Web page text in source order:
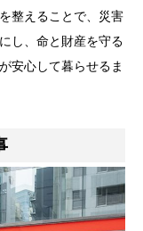
整えることで、災害
し、命と財産を守る
安心して暮らせるま